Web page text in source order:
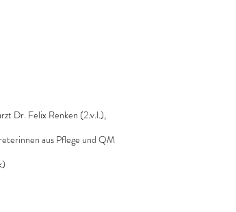
Dr. Felix Renken (2.v.l.),
aus Pflege und QM